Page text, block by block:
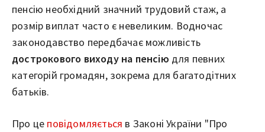
пенсію необхідний значний трудовий стаж, а
розмір виплат часто є невеликим. Водночас
законодавство передбачає можливість
дострокового виходу на пенсію для певних
категорій громадян, зокрема для багатодітних
батьків.
Про це повідомляється в Законі України "Про